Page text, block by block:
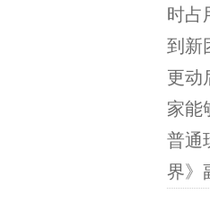
时占
到新
更动
家能
普通
界》